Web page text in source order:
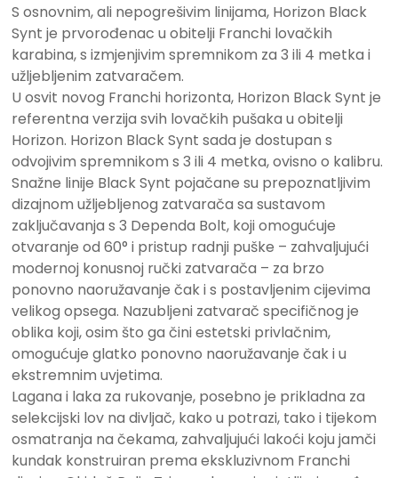
S osnovnim, ali nepogrešivim linijama, Horizon Black
Synt je prvorođenac u obitelji Franchi lovačkih
karabina, s izmjenjivim spremnikom za 3 ili 4 metka i
užljebljenim zatvaračem.
U osvit novog Franchi horizonta, Horizon Black Synt je
referentna verzija svih lovačkih pušaka u obitelji
Horizon. Horizon Black Synt sada je dostupan s
odvojivim spremnikom s 3 ili 4 metka, ovisno o kalibru.
Snažne linije Black Synt pojačane su prepoznatljivim
dizajnom užljebljenog zatvarača sa sustavom
zaključavanja s 3 Dependa Bolt, koji omogućuje
otvaranje od 60° i pristup radnji puške – zahvaljujući
modernoj konusnoj ručki zatvarača – za brzo
ponovno naoružavanje čak i s postavljenim cijevima
velikog opsega. Nazubljeni zatvarač specifičnog je
oblika koji, osim što ga čini estetski privlačnim,
omogućuje glatko ponovno naoružavanje čak i u
ekstremnim uvjetima.
Lagana i laka za rukovanje, posebno je prikladna za
selekcijski lov na divljač, kako u potrazi, tako i tijekom
osmatranja na čekama, zahvaljujući lakoći koju jamči
kundak konstruiran prema ekskluzivnom Franchi